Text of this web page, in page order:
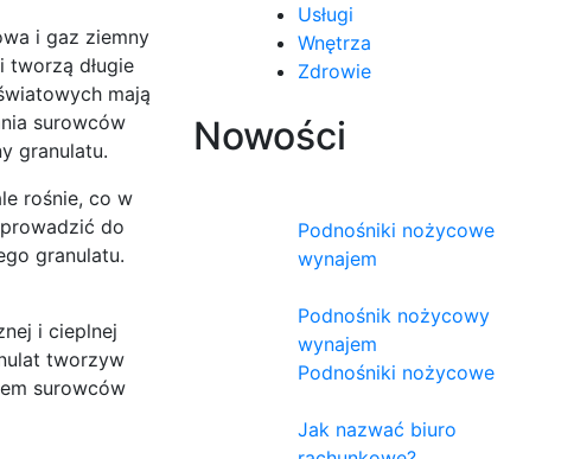
i gaz ziemny
długie
mają
surowców
granulatu.
rośnie, co w
do
granulatu.
i cieplnej
tworzyw
surowców
Usługi
Wnętrza
Zdrowie
Nowości
Podnośniki nożycowe
wynajem
Podnośnik nożycowy
wynajem
Podnośniki nożycowe
Jak nazwać biuro